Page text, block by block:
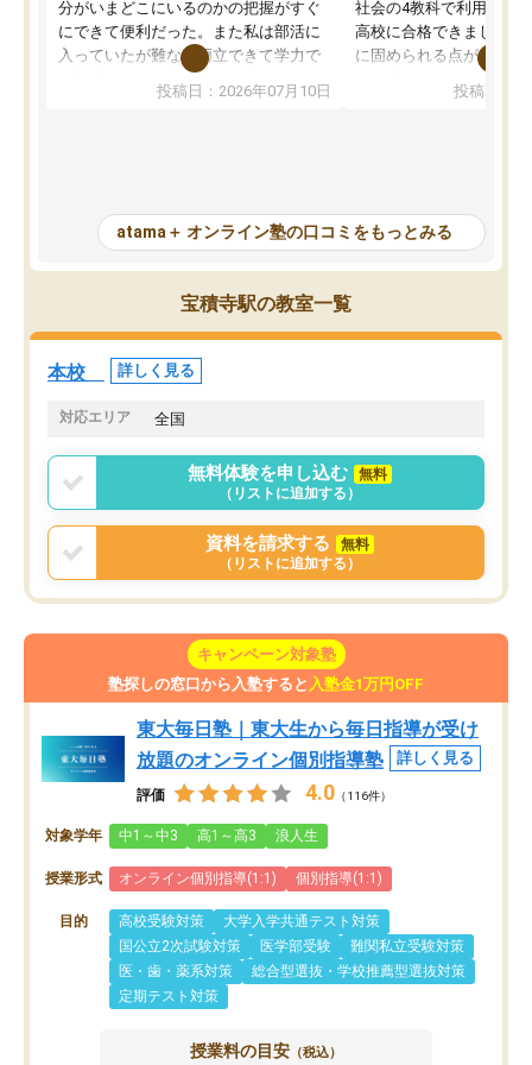
分がいまどこにいるのかの把握がすぐ
にできて便利だった。また私は部活に
入っていたが難なく両立できて学力で
も部活でも結果を残すことができてよ
かった。また問題演習の際に、自分が
が、自分で自分の管理ができない人に
とっては難しい部分もあるのではない
かと思った。
投稿日：2026年07月10日
社会の4教科で利用し、
高校に合格できました。
に固められる点が魅力で
項目のおかげで、手軽
元数が可視化されるので
しながら意欲的に取り組
常に効果を実感している
すめできる塾です。
投稿日：
atama＋ オンライン塾の口コミをもっとみる
宝積寺駅の教室一覧
本校 詳しく見る
対応エリア 全国
無料体験を申し込む
無料
（リストに追加する）
資料を請求する
無料
（リストに追加する）
キャンペーン対象塾
塾探しの窓口から入塾すると 入塾金1万円OFF
東大毎日塾｜東大生から毎日指導が受け
放題のオンライン個別指導塾
詳しく見る
評価 4.0 （116件）
対象学年 中1～中3 高1～高3 浪人生
授業形式 オンライン個別指導(1:1) 個別指導(1:1)
目的 高校受験対策
大学入学共通テスト対策
国公立2次試験対策
医学部受験
難関私立受験対策
医・歯・薬系対策
総合型選抜・学校推薦型選抜対策
定期テスト対策
授業料の目安 （税込）